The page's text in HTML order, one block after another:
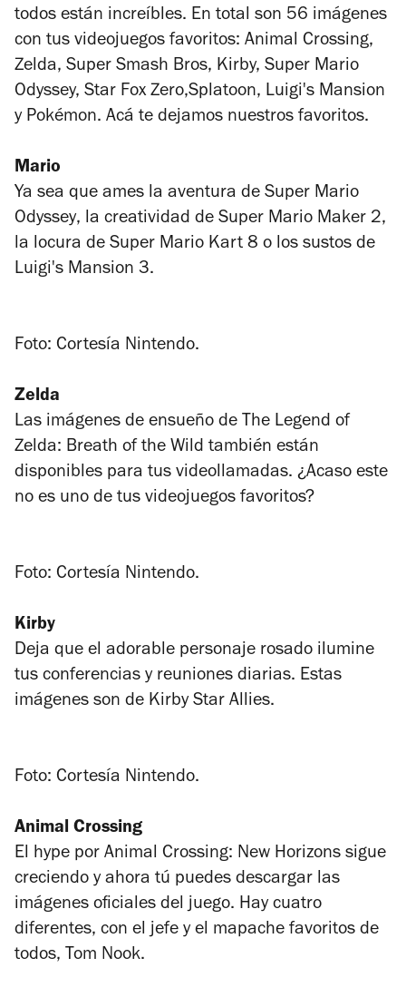
todos están increíbles. En total son 56 imágenes
con tus videojuegos favoritos: Animal Crossing,
Zelda, Super Smash Bros, Kirby, Super Mario
Odyssey, Star Fox Zero,Splatoon, Luigi's Mansion
y Pokémon. Acá te dejamos nuestros favoritos.
Mario
Ya sea que ames la aventura de Super Mario
Odyssey, la creatividad de Super Mario Maker 2,
la locura de Super Mario Kart 8 o los sustos de
Luigi's Mansion 3.
Foto: Cortesía Nintendo.
Zelda
Las imágenes de ensueño de The Legend of
Zelda: Breath of the Wild también están
disponibles para tus videollamadas. ¿Acaso este
no es uno de tus videojuegos favoritos?
Foto: Cortesía Nintendo.
Kirby
Deja que el adorable personaje rosado ilumine
tus conferencias y reuniones diarias. Estas
imágenes son de Kirby Star Allies.
Foto: Cortesía Nintendo.
Animal Crossing
El hype por Animal Crossing: New Horizons sigue
creciendo y ahora tú puedes descargar las
imágenes oficiales del juego. Hay cuatro
diferentes, con el jefe y el mapache favoritos de
todos, Tom Nook.